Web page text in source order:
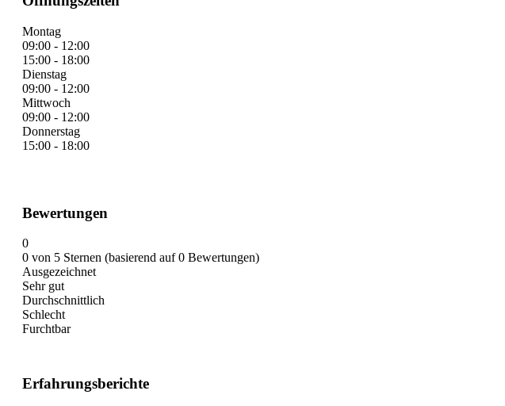
Montag
09:00 - 12:00
15:00 - 18:00
Dienstag
09:00 - 12:00
Mittwoch
09:00 - 12:00
Donnerstag
15:00 - 18:00
Bewertungen
0
0 von 5 Sternen (basierend auf 0 Bewertungen)
Ausgezeichnet
Sehr gut
Durchschnittlich
Schlecht
Furchtbar
Erfahrungsberichte